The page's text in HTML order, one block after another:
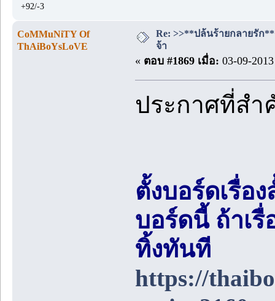
+92/-3
CoMMuNiTY Of
ThAiBoYsLoVE
Re: >>**ปล้นร้ายกลายรัก
จ้า
« ตอบ #1869 เมื่อ: 03-09-
ประกาศที่ส
ตั้งบอร์ดเรื่อ
บอร์ดนี้ ถ้าเ
ทิ้งทันที
https://